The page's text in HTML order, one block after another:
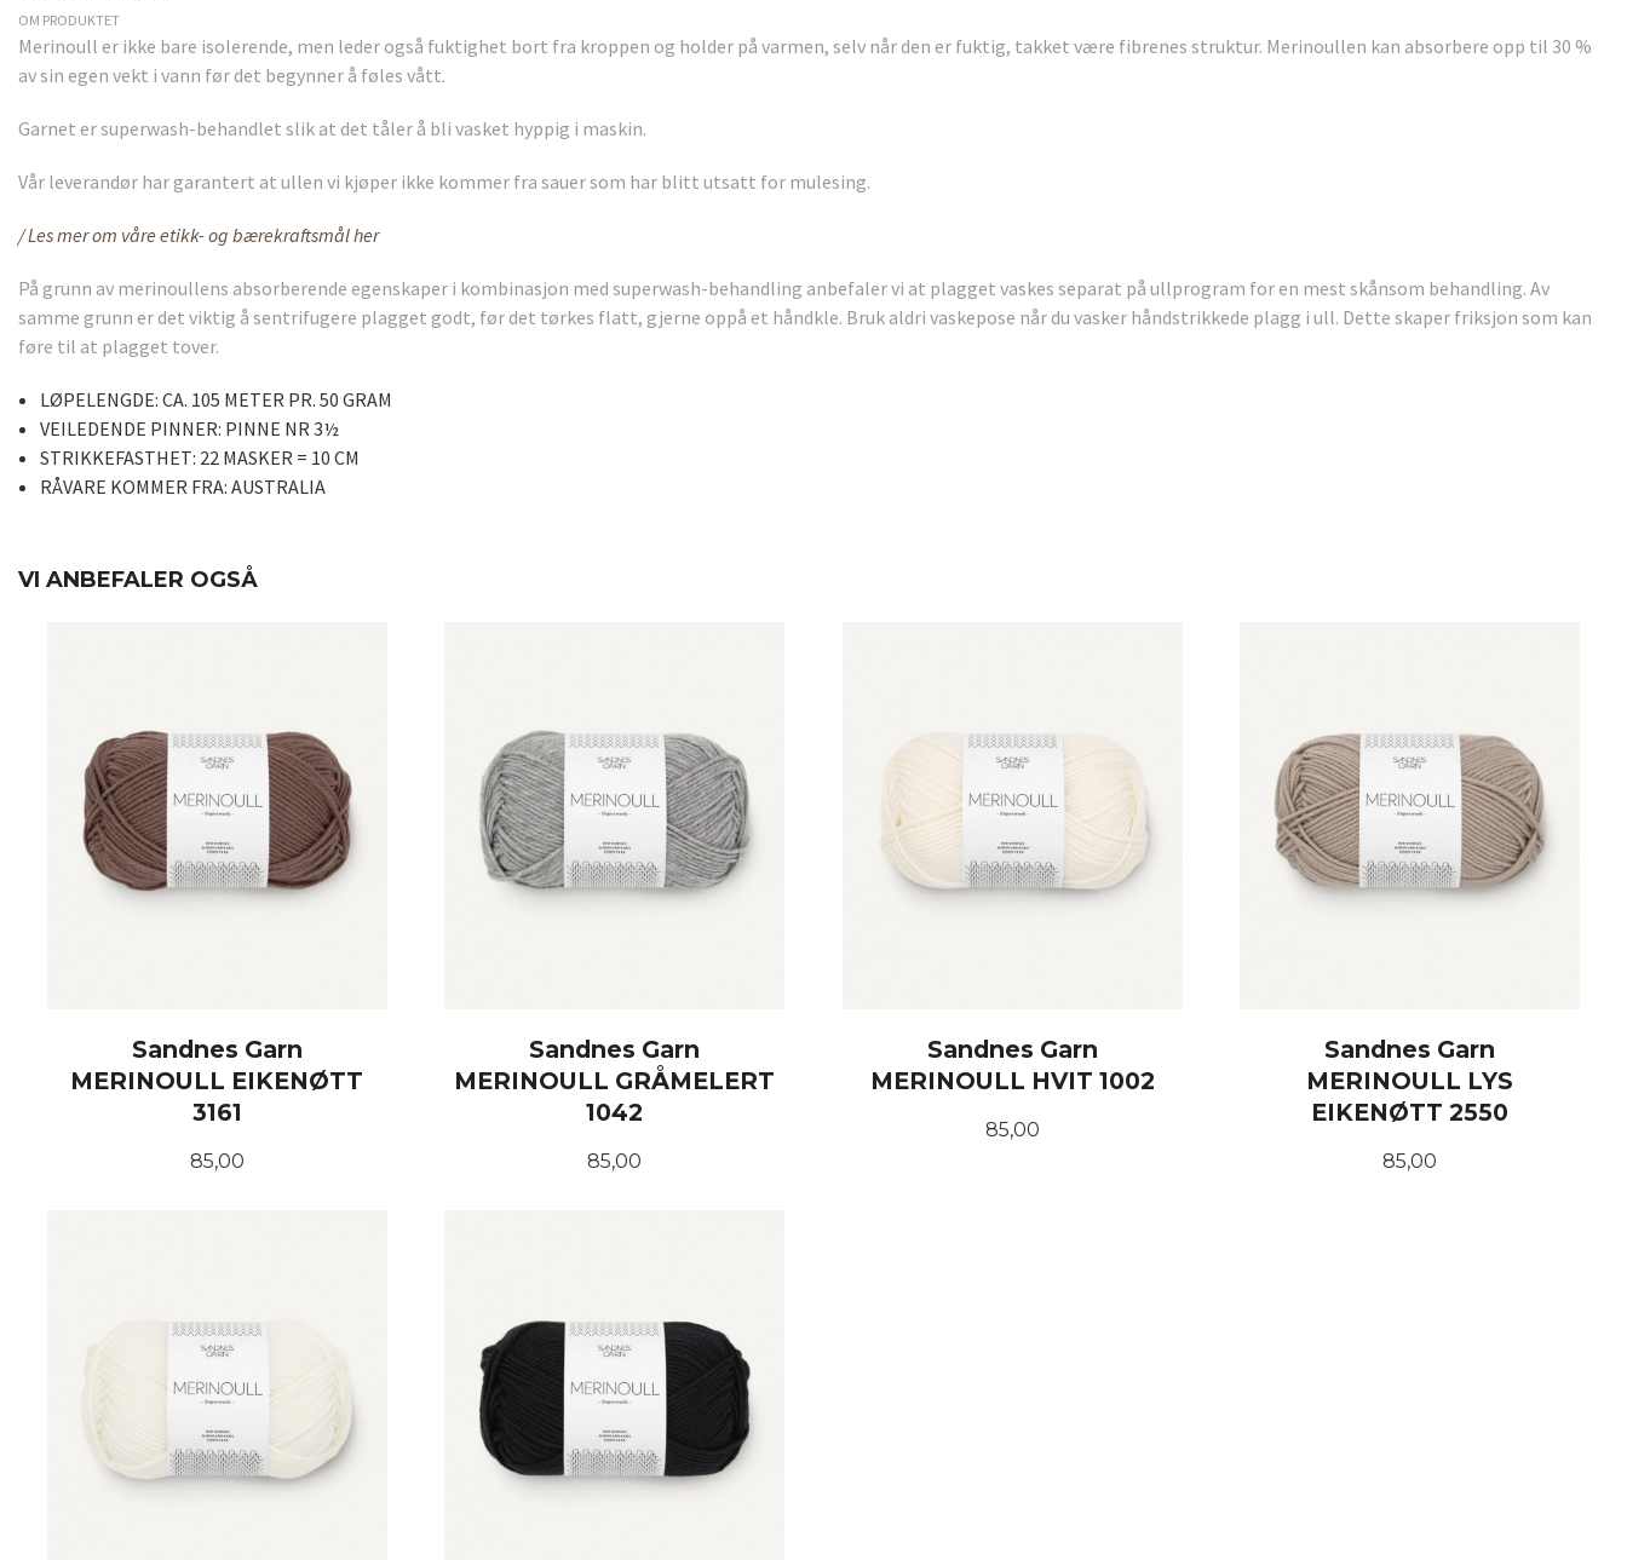
OM PRODUKTET
Merinoull er ikke bare isolerende, men leder også fuktighet bort fra kroppen og holder på varmen, selv når den er fuktig, takket være fibrenes struktur. Merinoullen kan absorbere opp til 30 %
av sin egen vekt i vann før det begynner å føles vått.
Garnet er superwash-behandlet slik at det tåler å bli vasket hyppig i maskin.
Vår leverandør har garantert at ullen vi kjøper ikke kommer fra sauer som har blitt utsatt for mulesing.
/ Les mer om våre etikk- og bærekraftsmål her
På grunn av merinoullens absorberende egenskaper i kombinasjon med superwash-behandling anbefaler vi at plagget vaskes separat på ullprogram for en mest skånsom behandling. Av
samme grunn er det viktig å sentrifugere plagget godt, før det tørkes flatt, gjerne oppå et håndkle. Bruk aldri vaskepose når du vasker håndstrikkede plagg i ull. Dette skaper friksjon som kan
føre til at plagget tover.
LØPELENGDE: CA. 105 METER PR. 50 GRAM
VEILEDENDE PINNER: PINNE NR 3½
STRIKKEFASTHET: 22 MASKER = 10 CM
RÅVARE KOMMER FRA: AUSTRALIA
VI ANBEFALER OGSÅ
Sandnes Garn
MERINOULL EIKENØTT
3161
Pris
85,00
Sandnes Garn
MERINOULL GRÅMELERT
1042
Pris
85,00
Sandnes Garn
MERINOULL HVIT 1002
Pris
85,00
Sandnes Garn
MERINOULL LYS
EIKENØTT 2550
Pris
85,00